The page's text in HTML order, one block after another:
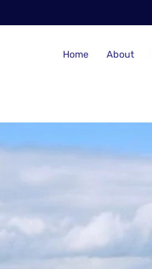
Home About